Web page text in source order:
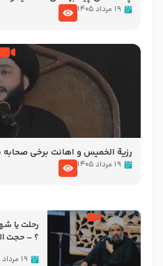
الاسلام شیخ حسین یوسفی
۱۹ مرداد ۱۴۰۵
رزیة الخمیس و اهانت برخی
رخ داد که پیامبر رحمت ، صحابه را
۱۹ مرداد ۱۴۰۵
رحلت یا
؟ – حجت
۱۹ مرداد ۱۴۰۵